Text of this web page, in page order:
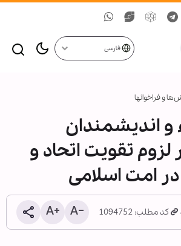
فارسی
و فراخوان‏ها
و اندیشمندان
لزوم تقویت اتحاد و
امت اسلامی
کد مطلب: 1094752